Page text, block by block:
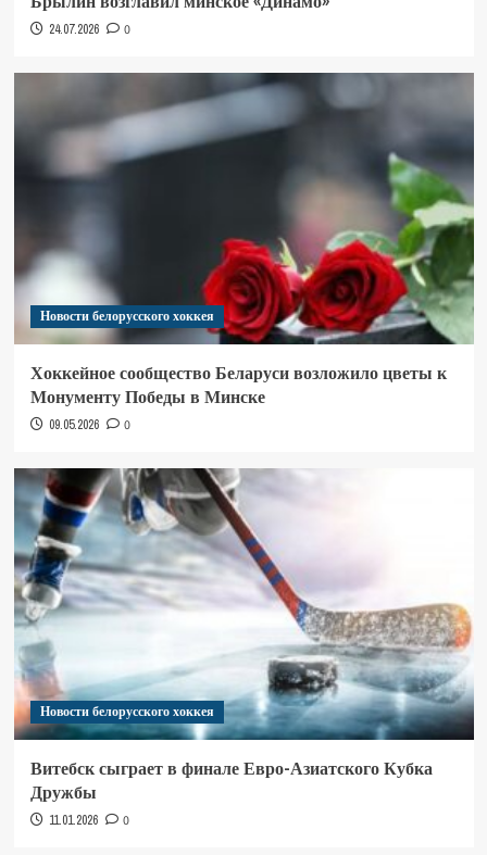
24.07.2026 0
Новости белорусского хоккея
Хоккейное сообщество Беларуси возложило цветы к
Монументу Победы в Минске
09.05.2026 0
Новости белорусского хоккея
Витебск сыграет в финале Евро-Азиатского Кубка
Дружбы
11.01.2026 0